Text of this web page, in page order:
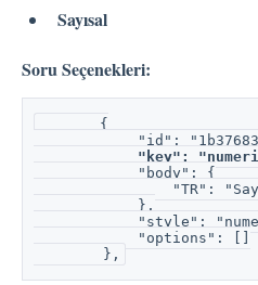
Sayısal
Soru Seçenekleri:
       {
"id":
"key":
            "body": {
"TR":
            },
"style":
            "options": []
        },